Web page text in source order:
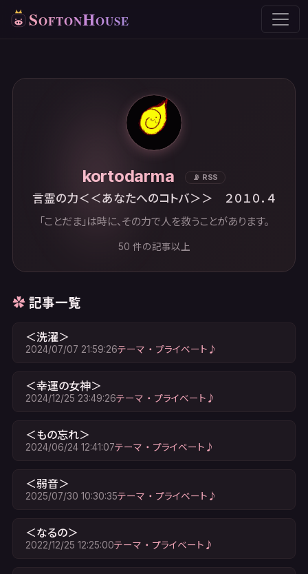
SOFTONHOUSE
kortodarma 📡 RSS
言霊の力＜＜あなたへのコトバ＞＞ ２０１０．４
「ことだま」は時に、その力で人を救うことがあります。
50 件の記事以上
記事一覧
＜洗濯＞
2024/07/07 21:59:26テーマ ・ プライベート♪
＜幸運の女神＞
2024/12/25 23:49:26テーマ ・ プライベート♪
＜もの忘れ＞
2024/06/24 12:41:07テーマ ・ プライベート♪
＜弱音＞
2025/07/30 10:30:35テーマ ・ プライベート♪
＜なるの＞
2022/12/25 12:25:00テーマ ・ プライベート♪